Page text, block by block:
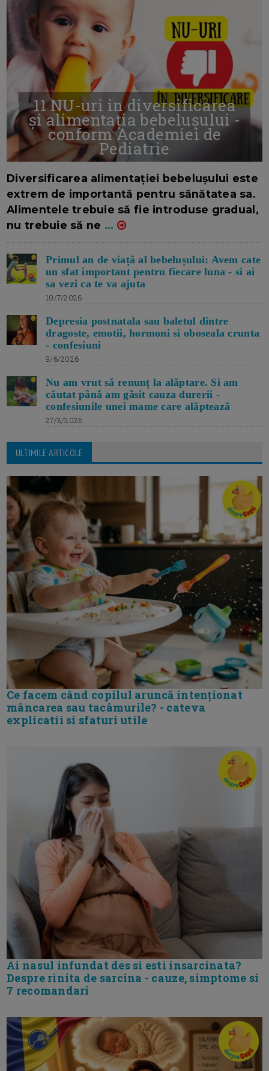
11 NU-uri in diversificarea
și alimentația bebelușului -
conform Academiei de
Pediatrie
Diversificarea alimentației bebelușului este
extrem de importantă pentru sănătatea sa.
Alimentele trebuie să fie introduse gradual,
nu trebuie să ne ...
Primul an de viață al bebelușului: Avem cate
un sfat important pentru fiecare luna - si ai
sa vezi ca te va ajuta
10/7/2026
Depresia postnatala sau baletul dintre
dragoste, emotii, hormoni si oboseala crunta
- confesiuni
9/6/2026
Nu am vrut să renunț la alăptare. Si am
căutat până am găsit cauza durerii -
confesiunile unei mame care alăptează
27/3/2026
ULTIMILE ARTICOLE
Ce facem când copilul aruncă intenționat
mâncarea sau tacâmurile? - cateva
explicatii si sfaturi utile
Ai nasul infundat des si esti insarcinata?
Despre rinita de sarcina - cauze, simptome si
7 recomandari